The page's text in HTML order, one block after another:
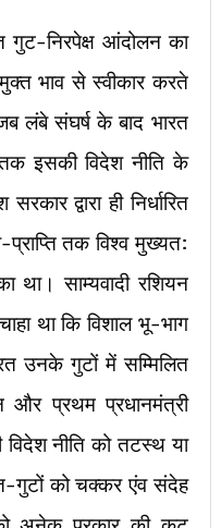
गुट-निरपेक्ष आंदोलन का
भाव से स्वीकार करते
संघर्ष के बाद भारत
इसकी विदेश नीति के
द्वारा ही निर्धारित
तक विश्व मुख्यत:
था। साम्यवादी रशियन
था कि विशाल भू-भाग
उनके गुटों में सम्मिलित
और प्रथम प्रधानमंत्री
नीति को तटस्थ या
गुटों को चक्कर एंव संदेह